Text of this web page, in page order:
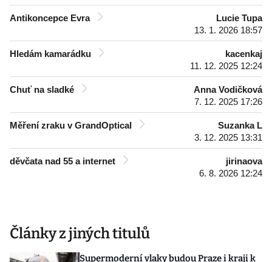
Antikoncepce Evra
Lucie Tupa
13. 1. 2026 18:57
Hledám kamarádku
kacenkaj
11. 12. 2025 12:24
Chuť na sladké
Anna Vodičková
7. 12. 2025 17:26
Měření zraku v GrandOptical
Suzanka L
3. 12. 2025 13:31
děvčata nad 55 a internet
jirinaova
6. 8. 2026 12:24
Články z jiných titulů
Supermoderní vlaky budou Praze i kraji k